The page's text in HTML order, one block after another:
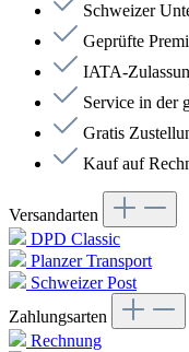
Schweizer
Geprüfte
IATA-
Service in der
Gratis
Kauf auf
Versandarten
DPD Classic
Planzer Transport
Schweizer Post
Zahlungsarten
Rechnung